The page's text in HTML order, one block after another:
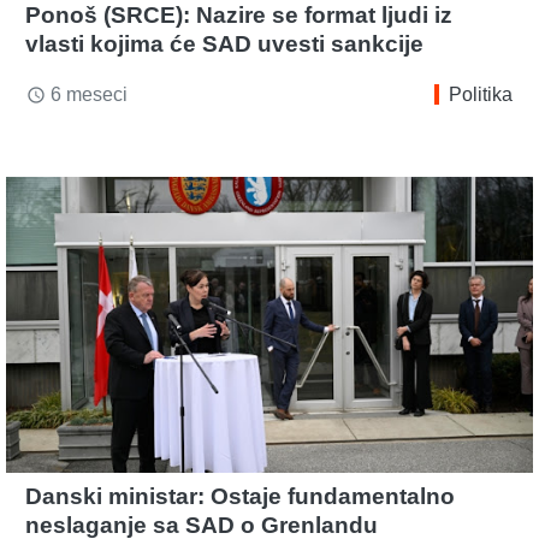
Ponoš (SRCE): Nazire se format ljudi iz
vlasti kojima će SAD uvesti sankcije
access_time 6 meseci Politika
Danski ministar: Ostaje fundamentalno
neslaganje sa SAD o Grenlandu